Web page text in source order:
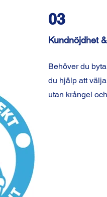
03
Kundnöjdhet
Behöver du
du hjälp att
utan krångel